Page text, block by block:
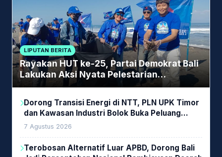
LIPUTAN BERITA
Rayakan HUT ke-25, Partai Demokrat Bali
Lakukan Aksi Nyata Pelestarian
Lingkungan
Dorong Transisi Energi di NTT, PLN UPK Timor
dan Kawasan Industri Bolok Buka Peluang
Investasi Woodchip untuk Cofiring PLTU Bolok
7 Agustus 2026
Terobosan Alternatif Luar APBD, Dorong Bali